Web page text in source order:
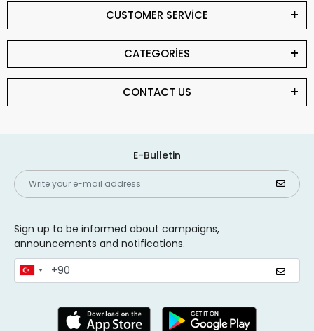
CUSTOMER SERVİCE
CATEGORİES
CONTACT US
E-Bulletin
Sign up to be informed about campaigns,
announcements and notifications.